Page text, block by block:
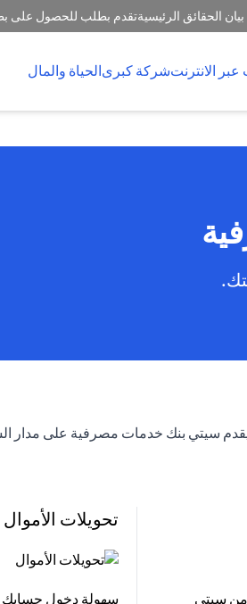
بيان الحقائق الرئيسيةتقدم بطلب للحصول على
الانترنتشركة كبرىالحياة والمال
يقدم سيتي بنك خدمات مصرفية على مدار
من سيتي
تحويلات الأموال
سهولة دخول حسابك